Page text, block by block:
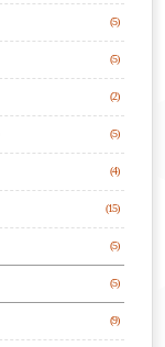
(5)
(5)
(2)
(5)
(4)
(15)
(5)
(5)
(9)